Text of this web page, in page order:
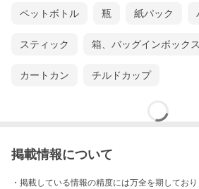
ペットボトル 瓶 紙パック
スティック 箱、バッグインボックス
カートカン チルドカップ
掲載情報について
・掲載している情報の精度には万全を期してお